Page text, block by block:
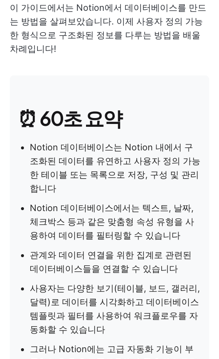
이 가이드에서는 Notion에서 데이터베이스를 만드
는 방법을 살펴보았습니다. 이제 사용자 정의 가능
한 형식으로 구조화된 정보를 다루는 방법을 배울
차례입니다!
⏰ 60초 요약
Notion 데이터베이스는 Notion 내에서 구
조화된 데이터를 유연하고 사용자 정의 가능
한 테이블 또는 목록으로 저장, 구성 및 관리
합니다
Notion 데이터베이스에서는 텍스트, 날짜,
체크박스 등과 같은 맞춤형 속성 유형을 사
용하여 데이터를 필터링할 수 있습니다
관계와 데이터 연결을 위한 집계로 관련된
데이터베이스들을 연결할 수 있습니다
사용자는 다양한 보기(테이블, 보드, 갤러리,
달력)로 데이터를 시각화하고 데이터베이스
템플릿과 필터를 사용하여 워크플로우를 자
동화할 수 있습니다
그러나 Notion에는 고급 자동화 기능이 부